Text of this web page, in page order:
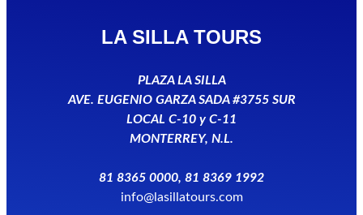
LA SILLA TOURS
PLAZA LA SILLA
AVE. EUGENIO GARZA SADA #3755 SUR
LOCAL C-10 y C-11
MONTERREY, N.L.
81 8365 0000, 81 8369 1992
info@lasillatours.com